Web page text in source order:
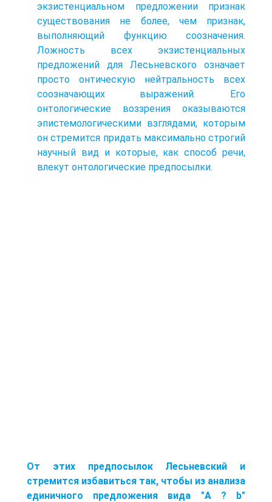
экзистенциальном предложении признак
существования не более, чем признак,
выполняющий функцию соозначения.
Ложность всех экзистенциальных
предложений для Лесьневского означает
просто онтическую нейтральность всех
соозначающих выражений. Его
онтологические воззрения оказываются
эпистемологическими взглядами, которым
он стремится придать максимально строгий
научный вид и которые, как способ речи,
влекут онтологические предпосылки.
От этих предпосылок Лесьневский и
стремится избавиться так, чтобы из анализа
единичного предложения вида "A ? b"